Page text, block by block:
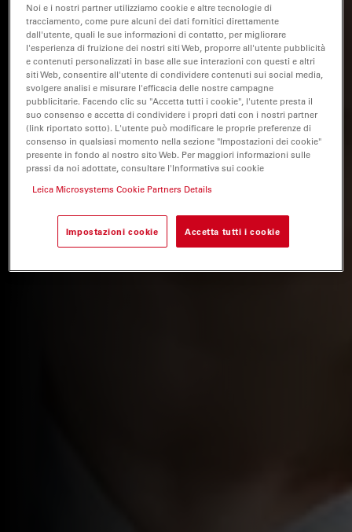
Noi e i nostri partner utilizziamo cookie e altre tecnologie di
tracciamento, come pure alcuni dei dati fornitici direttamente
dall'utente, quali le sue informazioni di contatto, per migliorare
l'esperienza di fruizione dei nostri siti Web, proporre all'utente pubblicità
e contenuti personalizzati in base alle sue interazioni con questi e altri
siti Web, consentire all'utente di condividere contenuti sui social media,
svolgere analisi e misurare l'efficacia delle nostre campagne
pubblicitarie. Facendo clic su "Accetta tutti i cookie", l'utente presta il
suo consenso e accetta di condividere i propri dati con i nostri partner
(link riportato sotto). L'utente può modificare le proprie preferenze di
consenso in qualsiasi momento nella sezione "Impostazioni dei cookie"
presente in fondo al nostro sito Web. Per maggiori informazioni sulle
prassi da noi adottate, consultare l'Informativa sui cookie
Leica Microsystems Cookie Partners Details
Impostazioni cookie Accetta tutti i cookie